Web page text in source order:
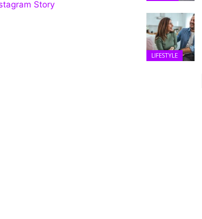
LIFESTYLE